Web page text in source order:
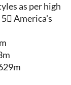
as per high
America's